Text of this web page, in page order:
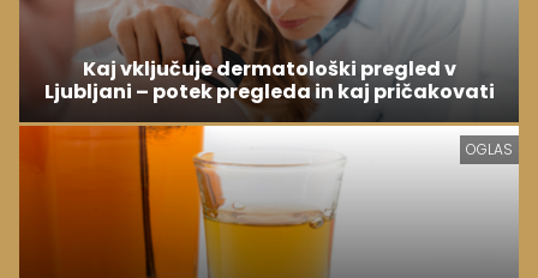
Kaj vključuje dermatološki pregled v
Ljubljani – potek pregleda in kaj pričakovati
OGLAS